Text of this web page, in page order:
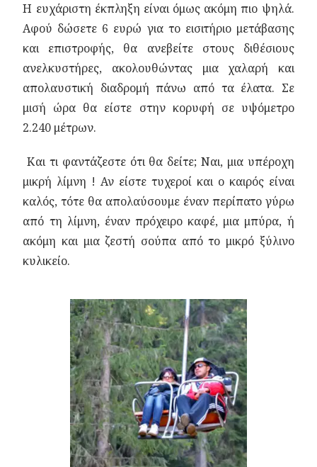
Η ευχάριστη έκπληξη είναι όμως ακόμη πιο ψηλά.
Αφού δώσετε 6 ευρώ για το εισιτήριο μετάβασης
και επιστροφής, θα ανεβείτε στους διθέσιους
ανελκυστήρες, ακολουθώντας μια χαλαρή και
απολαυστική διαδρομή πάνω από τα έλατα. Σε
μισή ώρα θα είστε στην κορυφή σε υψόμετρο
2.240 μέτρων.
Και τι φαντάζεστε ότι θα δείτε; Ναι, μια υπέροχη
μικρή λίμνη ! Αν είστε τυχεροί και ο καιρός είναι
καλός, τότε θα απολαύσουμε έναν περίπατο γύρω
από τη λίμνη, έναν πρόχειρο καφέ, μια μπύρα, ή
ακόμη και μια ζεστή σούπα από το μικρό ξύλινο
κυλικείο.